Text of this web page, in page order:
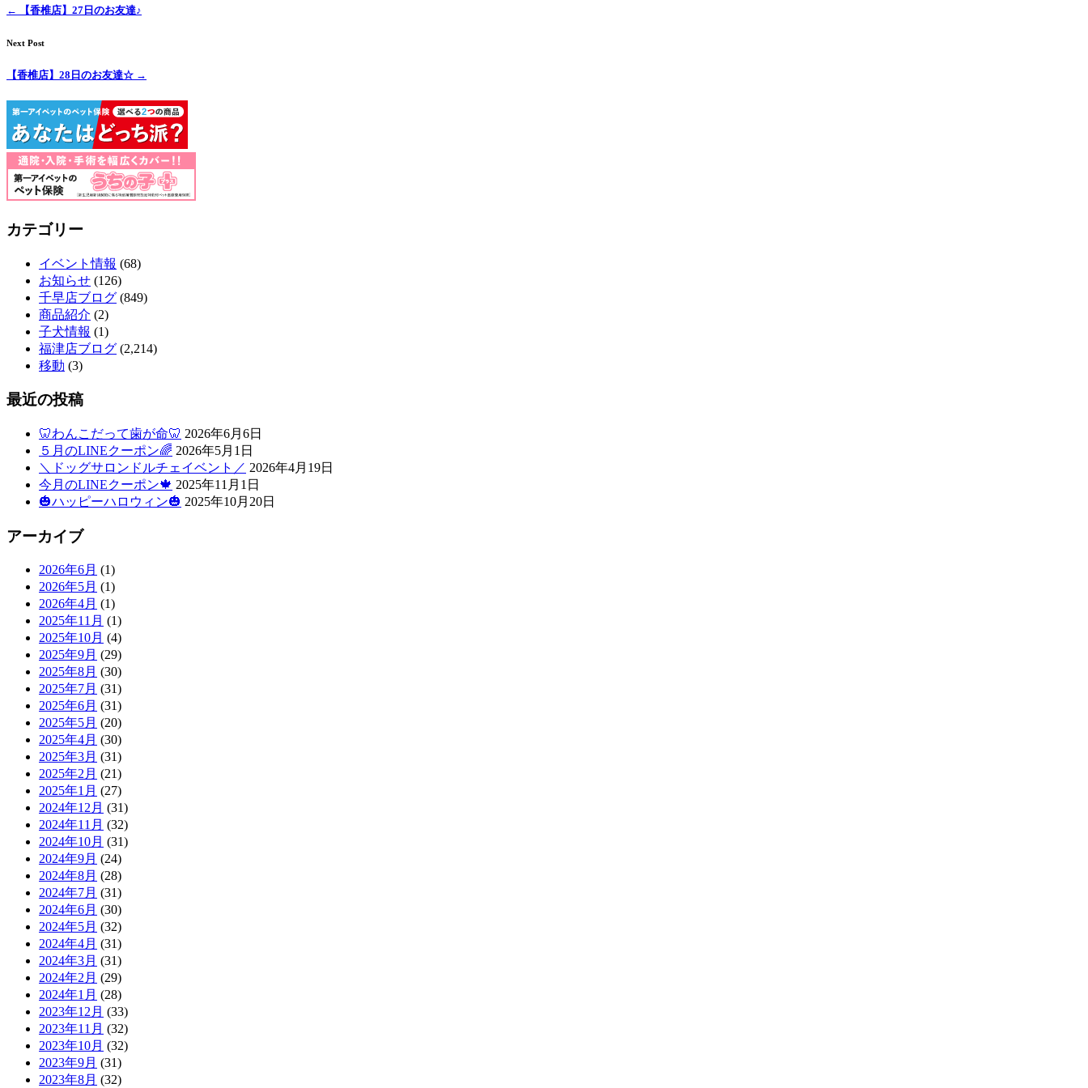
← 【香椎店】27日のお友達♪
Next Post
【香椎店】28日のお友達☆ →
カテゴリー
イベント情報 (68)
お知らせ (126)
千早店ブログ (849)
商品紹介 (2)
子犬情報 (1)
福津店ブログ (2,214)
移動 (3)
最近の投稿
🦷わんこだって歯が命🦷 2026年6月6日
５月のLINEクーポン🌈 2026年5月1日
＼ドッグサロンドルチェイベント／ 2026年4月19日
今月のLINEクーポン🍁 2025年11月1日
🎃ハッピーハロウィン🎃 2025年10月20日
アーカイブ
2026年6月 (1)
2026年5月 (1)
2026年4月 (1)
2025年11月 (1)
2025年10月 (4)
2025年9月 (29)
2025年8月 (30)
2025年7月 (31)
2025年6月 (31)
2025年5月 (20)
2025年4月 (30)
2025年3月 (31)
2025年2月 (21)
2025年1月 (27)
2024年12月 (31)
2024年11月 (32)
2024年10月 (31)
2024年9月 (24)
2024年8月 (28)
2024年7月 (31)
2024年6月 (30)
2024年5月 (32)
2024年4月 (31)
2024年3月 (31)
2024年2月 (29)
2024年1月 (28)
2023年12月 (33)
2023年11月 (32)
2023年10月 (32)
2023年9月 (31)
2023年8月 (32)